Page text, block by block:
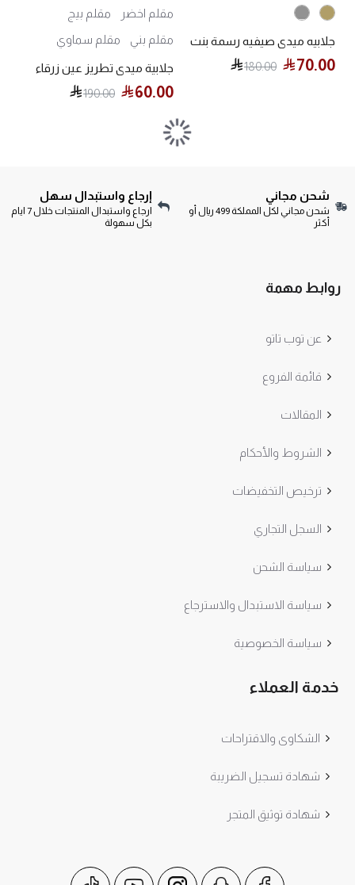
جلابيه ميدي صيفيه رسمة بنت
70.00
180.00
مقلم اخضر
مقلم بيج
مقلم بني
مقلم سماوي
جلابية ميدي تطريز عين زرقاء
60.00
190.00
شحن مجاني
شحن مجاني لكل المملكة 499 ريال أو
أكثر
إرجاع واستبدال سهل
ارجاع واستبدال المنتجات خلال 7 ايام
بكل سهولة
روابط مهمة
عن توب تاتو
قائمة الفروع
المقالات
الشروط والأحكام
ترخيص التخفيضات
السجل التجاري
سياسة الشحن
سياسة الاستبدال والاسترجاع
سياسة الخصوصية
خدمة العملاء
الشكاوى والاقتراحات
شهادة تسجيل الضريبة
شهادة توثيق المتجر